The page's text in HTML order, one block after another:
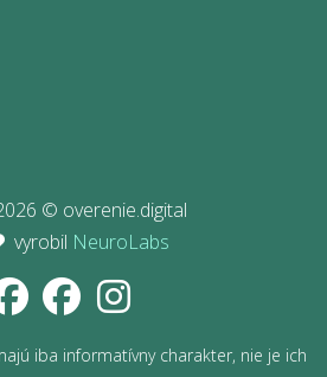
© overenie.digital
vyrobil NeuroLabs
iba informatívny charakter, nie je ich